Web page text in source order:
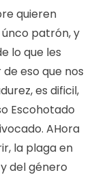
quieren
patrón, y
lo que les
eso que nos
es dificil,
Escohotado
AHora
la plaga en
del género